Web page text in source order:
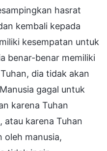
hasrat
kembali kepada
kesempatan untuk
benar-benar memiliki
dia tidak akan
gagal untuk
karena Tuhan
atau karena Tuhan
oleh manusia,